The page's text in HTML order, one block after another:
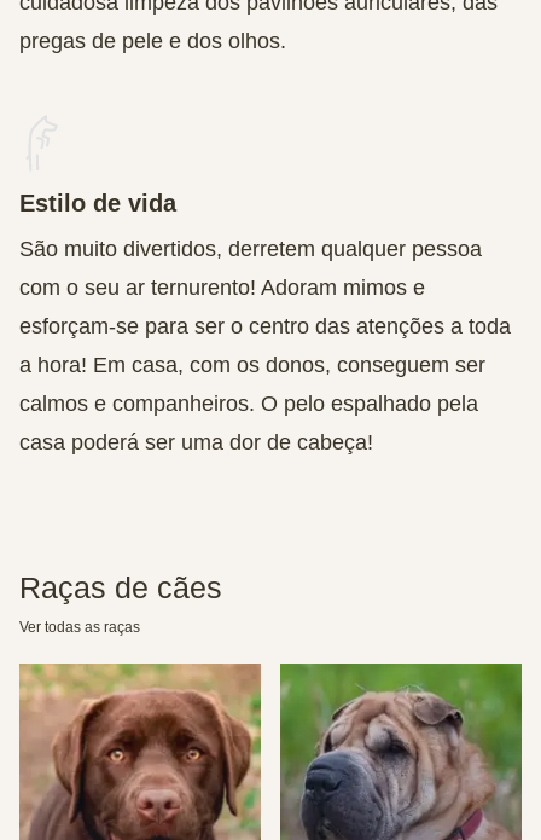
pregas de pele e dos olhos.
Estilo de vida
São muito divertidos, derretem qualquer pessoa
com o seu ar ternurento! Adoram mimos e
esforçam-se para ser o centro das atenções a toda
a hora! Em casa, com os donos, conseguem ser
calmos e companheiros. O pelo espalhado pela
casa poderá ser uma dor de cabeça!
Raças de cães
Ver todas as raças